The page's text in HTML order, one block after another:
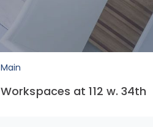
Main
Workspaces at 112 w. 34th